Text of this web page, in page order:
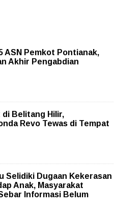
ASN Pemkot Pontianak,
Akhir Pengabdian
di Belitang Hilir,
Revo Tewas di Tempat
Selidiki Dugaan Kekerasan
Anak, Masyarakat
Informasi Belum